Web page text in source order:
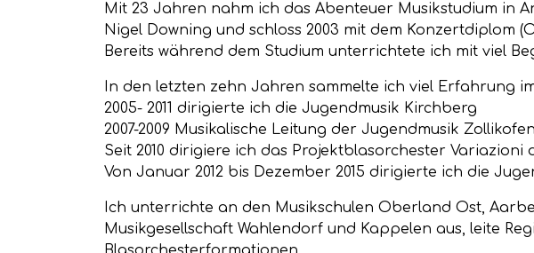
Mit 23 Jahren nahm ich das Abenteuer Musikstudium in
Nigel Downing und schloss 2003 mit dem Konzertdiplom
Bereits während dem Studium unterrichtete ich mit viel
In den letzten zehn Jahren sammelte ich viel Erfahrung
2005- 2011 dirigierte ich die Jugendmusik Kirchberg
2007-2009 Musikalische Leitung der Jugendmusik Zollikofen
Seit 2010 dirigiere ich das Projektblasorchester Variazioni
Von Januar 2012 bis Dezember 2015 dirigierte ich die
Ich unterrichte an den Musikschulen Oberland Ost,
Musikgesellschaft Wahlendorf und Kappelen aus, leite